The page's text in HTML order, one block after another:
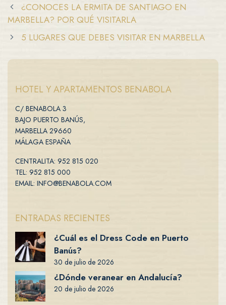
¿CONOCES LA ERMITA DE SANTIAGO EN
MARBELLA? POR QUÉ VISITARLA
5 LUGARES QUE DEBES VISITAR EN MARBELLA
HOTEL Y APARTAMENTOS BENABOLA
C/ BENABOLA 3
BAJO PUERTO BANÚS,
MARBELLA 29660
MÁLAGA ESPAÑA
CENTRALITA: 952 815 020
TEL: 952 815 000
EMAIL: INFO@BENABOLA.COM
ENTRADAS RECIENTES
¿Cuál es el Dress Code en Puerto
Banús?
30 de julio de 2026
¿Dónde veranear en Andalucía?
20 de julio de 2026